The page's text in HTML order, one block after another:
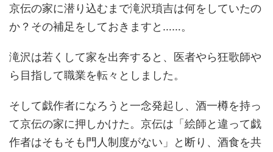
京伝の家に潜り込むまで滝沢瑣吉は何をしていたの
か？その補足をしておきますと……。
滝沢は若くして家を出奔すると、医者やら狂歌師や
ら目指して職業を転々としました。
そして戯作者になろうと一念発起し、酒一樽を持っ
て京伝の家に押しかけた。京伝は「絵師と違って戯
作者はそもそも門人制度がない」と断り、酒食を共